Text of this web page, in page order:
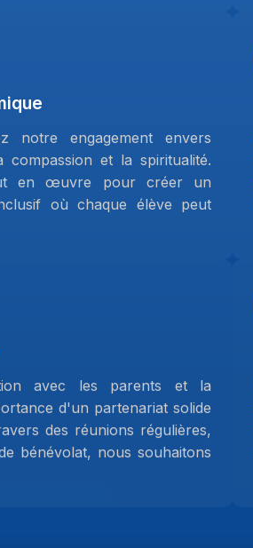
notre engagement envers
compassion et la spiritualité.
en œuvre pour créer un
où chaque élève peut
avec les parents et la
d'un partenariat solide
des réunions régulières,
bénévolat, nous souhaitons